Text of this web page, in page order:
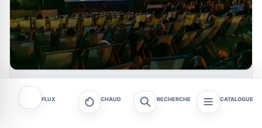
FLUX CHAUD RECHERCHE CATALOGUE